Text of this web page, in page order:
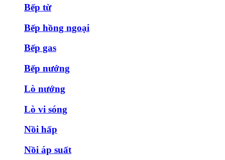
Bếp từ
Bếp hồng ngoại
Bếp gas
Bếp nướng
Lò nướng
Lò vi sóng
Nồi hấp
Nồi áp suất